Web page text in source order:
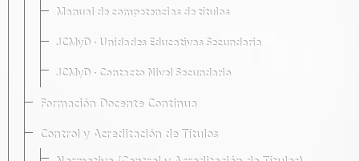
Manual de competencias de títulos
JCMyD · Unidades Educativas Secundaria
JCMyD · Contacto Nivel Secundario
Formación Docente Continua
Control y Acreditación de Títulos